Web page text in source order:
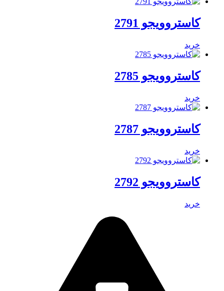
کاستروویجو 2791
خرید
کاستروویجو 2785
خرید
کاستروویجو 2787
خرید
کاستروویجو 2792
خرید